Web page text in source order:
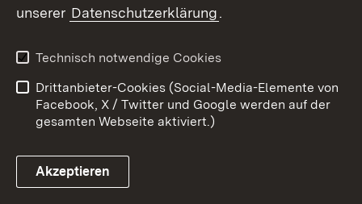
Themenübersicht
unserer Datenschutzerklärung.
Technisch notwendige Cookies
Drittanbieter-Cookies (Social-Media-Elemente von
Facebook, X / Twitter und Google werden auf der
gesamten Webseite aktiviert.)
Akzeptieren